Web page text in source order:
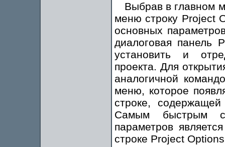
Выбрав в главном
меню строку Project
основных
диалоговая панель
установить и
проекта. Для
аналогичной
меню, которое
строке,
Самым быстрым
параметров
строке Project